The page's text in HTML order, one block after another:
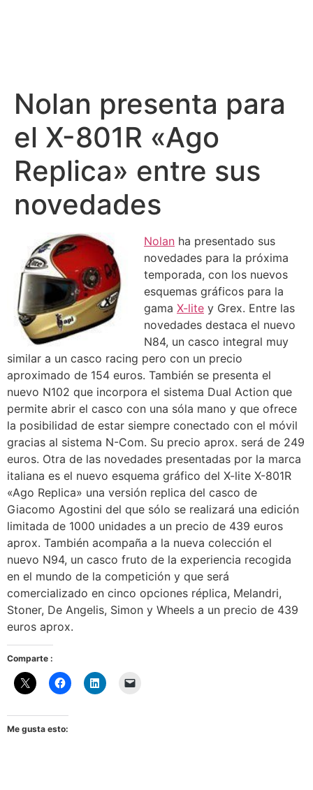
Nolan presenta para
el X-801R «Ago
Replica» entre sus
novedades
Nolan ha presentado sus
novedades para la próxima
temporada, con los nuevos
esquemas gráficos para la
gama X-lite y Grex. Entre las
novedades destaca el nuevo
N84, un casco integral muy
similar a un casco racing pero con un precio
aproximado de 154 euros. También se presenta el
nuevo N102 que incorpora el sistema Dual Action que
permite abrir el casco con una sóla mano y que ofrece
la posibilidad de estar siempre conectado con el móvil
gracias al sistema N-Com. Su precio aprox. será de 249
euros. Otra de las novedades presentadas por la marca
italiana es el nuevo esquema gráfico del X-lite X-801R
«Ago Replica» una versión replica del casco de
Giacomo Agostini del que sólo se realizará una edición
limitada de 1000 unidades a un precio de 439 euros
aprox. También acompaña a la nueva colección el
nuevo N94, un casco fruto de la experiencia recogida
en el mundo de la competición y que será
comercializado en cinco opciones réplica, Melandri,
Stoner, De Angelis, Simon y Wheels a un precio de 439
euros aprox.
Comparte :
Me gusta esto: